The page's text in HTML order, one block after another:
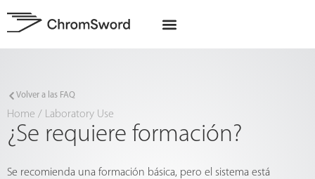
Volver a las FAQ
Home / Laboratory Use
¿Se requiere formación?
Se recomienda una formación básica, pero el sistema está